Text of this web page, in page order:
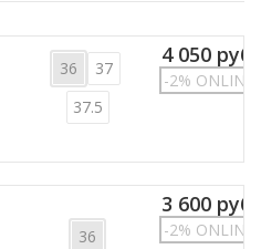
36
37
37.5
4 050 руб.
-2% ONLINE
36
3 600 руб.
-2% ONLINE